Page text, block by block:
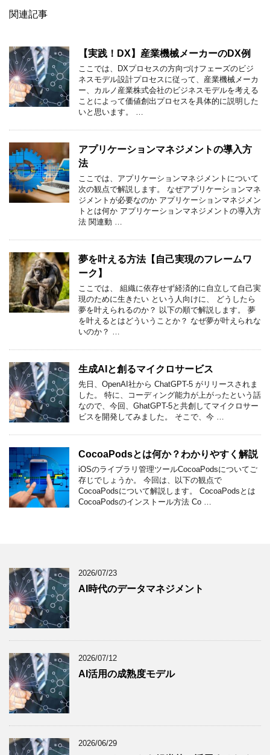
関連記事
【実践！DX】産業機械メーカーのDX例
ここでは、DXプロセスの方向づけフェーズのビジ
ネスモデル設計プロセスに従って、産業機械メーカ
ー、カルノ産業株式会社のビジネスモデルを考える
ことによって価値創出プロセスを具体的に説明した
いと思います。 …
アプリケーションマネジメントの導入方
法
ここでは、アプリケーションマネジメントについて
次の観点で解説します。 なぜアプリケーションマネ
ジメントが必要なのか アプリケーションマネジメン
トとは何か アプリケーションマネジメントの導入方
法 関連動 …
夢を叶える方法【自己実現のフレームワ
ーク】
ここでは、 組織に依存せず経済的に自立して自己実
現のために生きたい という人向けに、 どうしたら
夢を叶えられるのか？ 以下の順で解説します。 夢
を叶えるとはどういうことか？ なぜ夢が叶えられな
いのか？ …
生成AIと創るマイクロサービス
先日、OpenAI社から ChatGPT-5 がリリースされま
した。 特に、コーディング能力が上がったという話
なので、今回、GhatGPT-5と共創してマイクロサー
ビスを開発してみました。 そこで、今 …
CocoaPodsとは何か？わかりやすく解説
iOSのライブラリ管理ツールCocoaPodsについてご
存じでしょうか。 今回は、以下の観点で
CocoaPodsについて解説します。 CocoaPodsとは
CocoaPodsのインストール方法 Co …
2026/07/23
AI時代のデータマネジメント
2026/07/12
AI活用の成熟度モデル
2026/06/29